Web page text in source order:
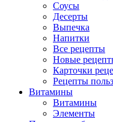
Соусы
Десерты
Выпечка
Напитки
Все рецепты
Новые
Карточки
Рецепты
Витамины
Витамины
Элементы